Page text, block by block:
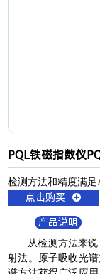
PQL铁磁指数仪
检测方法和精度满足
点击购买
产品说明
从检测方法来
射法。原子吸收光